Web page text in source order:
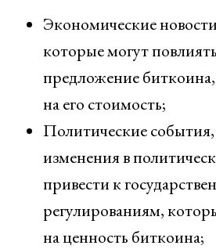
Экономические
которые могут
предложение биткоина,
на его стоимость;
Политические события,
изменения в
привести к
регулированиям,
на ценность биткоина;